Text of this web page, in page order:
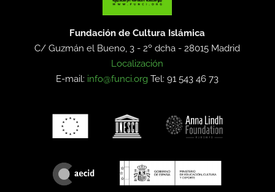
Fundación de Cultura Islámica
C/ Guzmán el Bueno, 3 - 2º dcha -28015 Madrid
Localización
E-mail: info@funci.org Tel: 91 543 46 73